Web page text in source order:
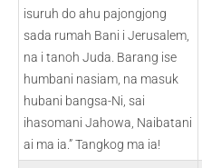
isuruh do ahu pajongjong
sada rumah Bani i Jerusalem,
na i tanoh Juda. Barang ise
humbani nasiam, na masuk
hubani bangsa-Ni, sai
ihasomani Jahowa, Naibatani
ai ma ia.” Tangkog ma ia!